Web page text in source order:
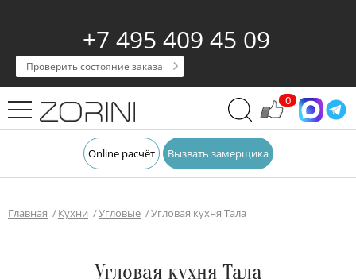
+7 495 409 45 09
Проверить состояние заказа
0
Online расчёт Вызвать замерщика
Главная Кухни Угловые Угловая кухня Тала
Угловая кухня Тала